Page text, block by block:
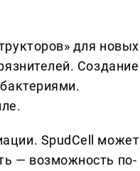
для новых
Создание
SpudCell может
— возможность по-